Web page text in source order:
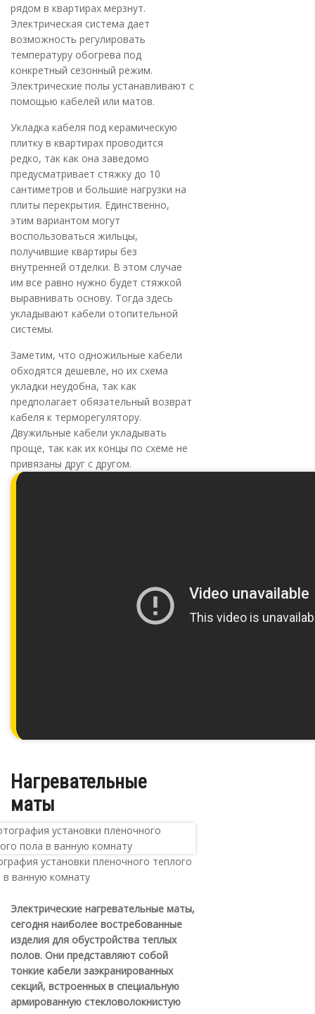
рядом в квартирах мерзнут.
Электрическая система дает
возможность регулировать
температуру обогрева под
конкретный сезонный режим.
Электрические полы устанавливают с
помощью кабелей или матов.
Укладка кабеля под керамическую
плитку в квартирах проводится
редко, так как она заведомо
предусматривает стяжку до 10
сантиметров и большие нагрузки на
плиты перекрытия. Единственно,
этим вариантом могут
воспользоваться жильцы,
получившие квартиры без
внутренней отделки. В этом случае
им все равно нужно будет стяжкой
выравнивать основу. Тогда здесь
укладывают кабели отопительной
системы.
Заметим, что одножильные кабели
обходятся дешевле, но их схема
укладки неудобна, так как
предполагает обязательный возврат
кабеля к терморегулятору.
Двужильные кабели укладывать
проще, так как их концы по схеме не
привязаны друг с другом.
Нагревательные
маты
установки пленочного теплого
в ванную комнату
Электрические нагревательные маты,
сегодня наиболее востребованные
изделия для обустройства теплых
полов. Они представляют собой
тонкие кабели заэкранированных
секций, встроенных в специальную
армированную стекловолокнистую